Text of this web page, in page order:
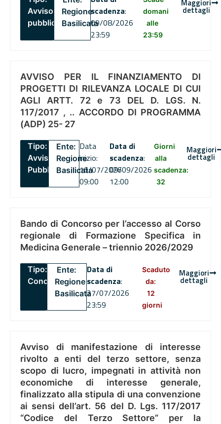
Avviso
pubblico
Regione
Basilicata
scadenza:
09/08/2026
23:59
domani
alle
23:59
Maggiori
dettagli
AVVISO PER IL FINANZIAMENTO DI
PROGETTI DI RILEVANZA LOCALE DI CUI
AGLI ARTT. 72 e 73 DEL D. LGS. N.
117/2017 , .. ACCORDO DI PROGRAMMA
(ADP) 25- 27
Tipo:
Avviso
Pubblico
Ente:
Regione
Basilicata
Data
inizio:
16/07/2026
09:00
Data di
scadenza:
09/09/2026
12:00
Giorni
alla
scadenza:
32
Maggiori
dettagli
Bando di Concorso per l’accesso al Corso
regionale di Formazione Specifica in
Medicina Generale – triennio 2026/2029
Tipo:
Concorsi
Ente:
Regione
Basilicata
Data di
scadenza:
27/07/2026
23:59
Scaduto
da:
12
giorni
Maggiori
dettagli
Avviso di manifestazione di interesse
rivolto a enti del terzo settore, senza
scopo di lucro, impegnati in attività non
economiche di interesse generale,
finalizzato alla stipula di una convenzione
ai sensi dell’art. 56 del D. Lgs. 117/2017
“Codice del Terzo Settore” per la